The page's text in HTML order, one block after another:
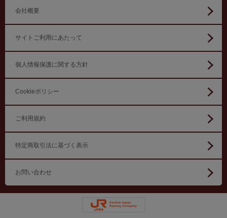
会社概要
サイトご利用にあたって
個人情報保護に関する方針
Cookieポリシー
ご利用規約
特定商取引法に基づく表示
お問い合わせ